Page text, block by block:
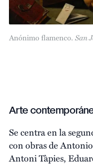
Anónimo flamenco. San
Arte
Se centra en la
con obras de
Antoni Tàpies,